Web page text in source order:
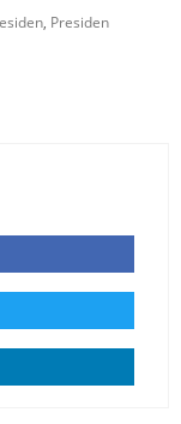
, Presiden